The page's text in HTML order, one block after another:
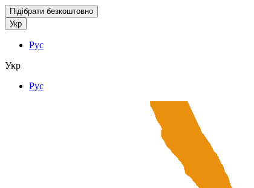
Підібрати безкоштовно
Укр
Рус
Укр
Рус